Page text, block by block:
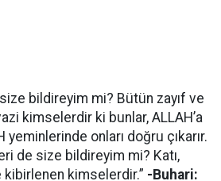
bildireyim mi? Bütün zayıf ve
kimselerdir ki bunlar, ALLAH’a
onları doğru çıkarır.
de size bildireyim mi? Katı,
kimselerdir.” -Buhari: